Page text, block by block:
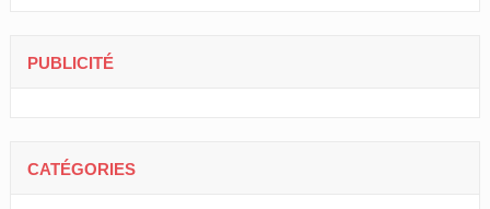
PUBLICITÉ
CATÉGORIES